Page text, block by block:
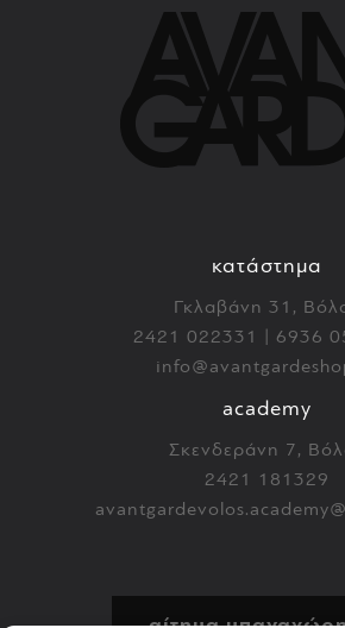
κατάστημα
Γκλαβάνη 31,
2421 022331 | 6936
academy
Σκενδεράνη 7,
2421 181329